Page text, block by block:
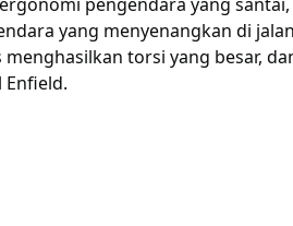
yang menyenangkan di
menghasilkan torsi yang besar,
Enfield.